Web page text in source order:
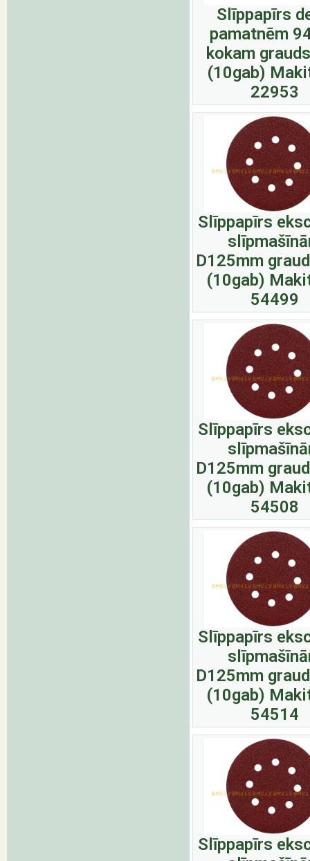
Slīppapīrs
pamatnēm
kokam
(10gab)
22953
Slīppapīrs
D125mm
(10gab)
54499
Slīppapīrs
D125mm
(10gab)
54508
Slīppapīrs
D125mm
(10gab)
54514
Slīppapīrs